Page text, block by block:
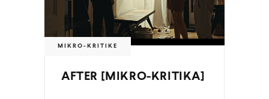
MIKRO-KRITIKE
AFTER [MIKRO-KRITIKA]